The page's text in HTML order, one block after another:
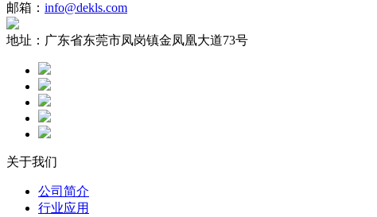
邮箱： info@dekls.com
地址： 广东省东莞市凤岗镇金凤凰大道73号
关于我们
公司简介
行业应用